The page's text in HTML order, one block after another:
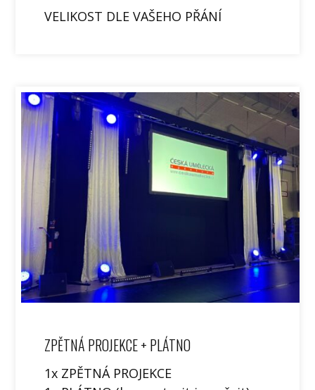
VELIKOST DLE VAŠEHO PŘÁNÍ
ZPĚTNÁ PROJEKCE + PLÁTNO
1x ZPĚTNÁ PROJEKCE